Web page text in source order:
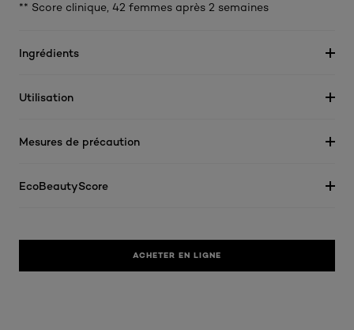
** Score clinique, 42 femmes après 2 semaines
Ingrédients
Utilisation
Mesures de précaution
EcoBeautyScore
ACHETER EN LIGNE